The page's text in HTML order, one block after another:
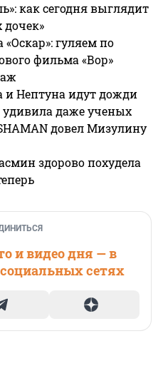
как сегодня выглядит
гуляем по
фильма «Вор»
и Нептуна идут дожди
удивила даже ученых
довел Мизулину
здорово похудела
и видео дня — в
сетях